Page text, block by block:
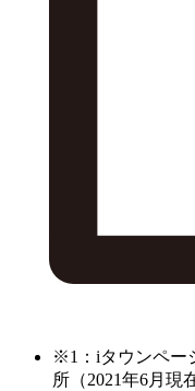
※1：iタウンペー
所（2021年6月現